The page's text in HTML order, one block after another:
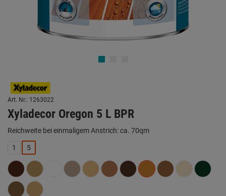
Art. Nr.: 1263022
Xyladecor Oregon 5 L BPR
Reichweite bei einmaligem Anstrich: ca. 70qm
1 5